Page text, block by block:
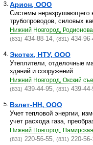
3. Арион, ООО
Системы неразрушающего
трубопроводов, силовых
Нижний Новгород,
(831) 434-88-14, (831) 434-
4. Экотех, НТУ, ООО
Утеплители, отделочные
зданий и сооружений.
Нижний Новгород, Окский
(831) 439-44-95, (831) 439-
5. Взлет-НН, ООО
Учет тепловой энергии,
учет расхода газа,
Нижний Новгород,
(831) 220-56-55, (831) 220-